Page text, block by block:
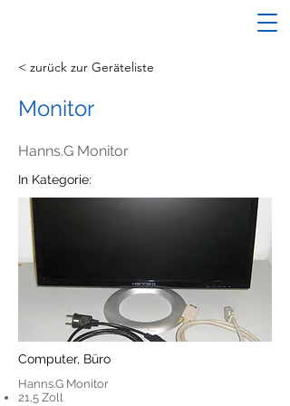
< zurück zur Geräteliste
Monitor
Hanns.G Monitor
In Kategorie:
Computer, Büro
Hanns.G Monitor
21,5 Zoll